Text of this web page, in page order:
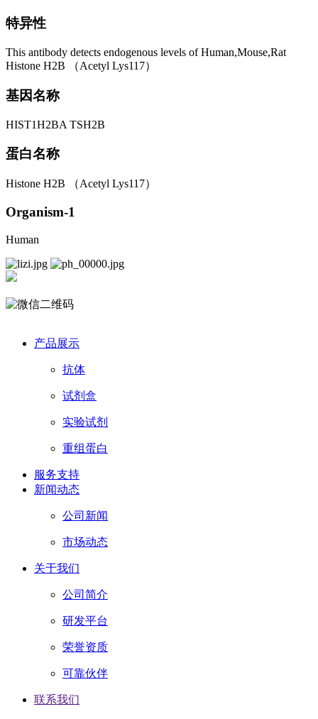
特异性
This antibody detects endogenous levels of Human,Mouse,Rat
Histone H2B （Acetyl Lys117）
基因名称
HIST1H2BA TSH2B
蛋白名称
Histone H2B （Acetyl Lys117）
Organism-1
Human
产品展示
抗体
试剂盒
实验试剂
重组蛋白
服务支持
新闻动态
公司新闻
市场动态
关于我们
公司简介
研发平台
荣誉资质
可靠伙伴
联系我们